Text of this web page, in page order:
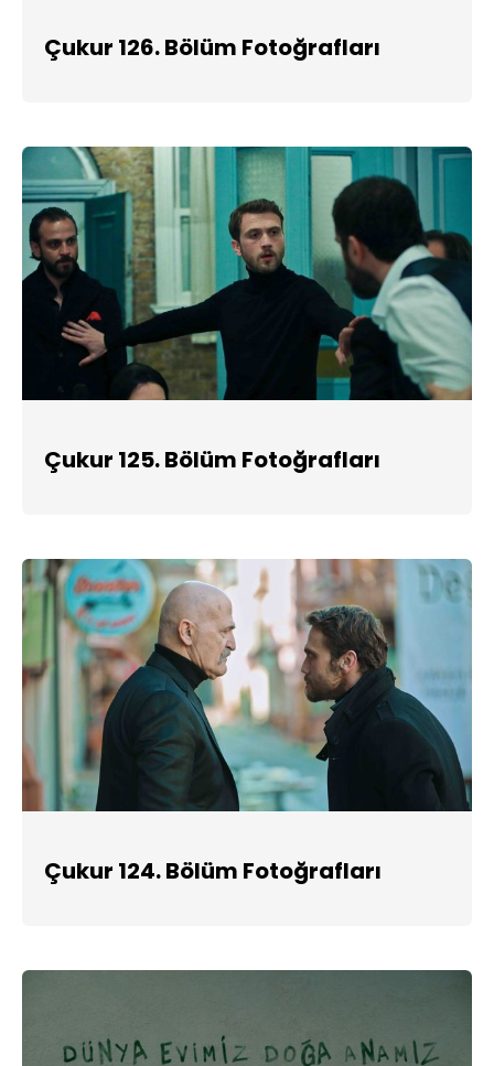
Çukur 126. Bölüm Fotoğrafları
Çukur 125. Bölüm Fotoğrafları
Çukur 124. Bölüm Fotoğrafları